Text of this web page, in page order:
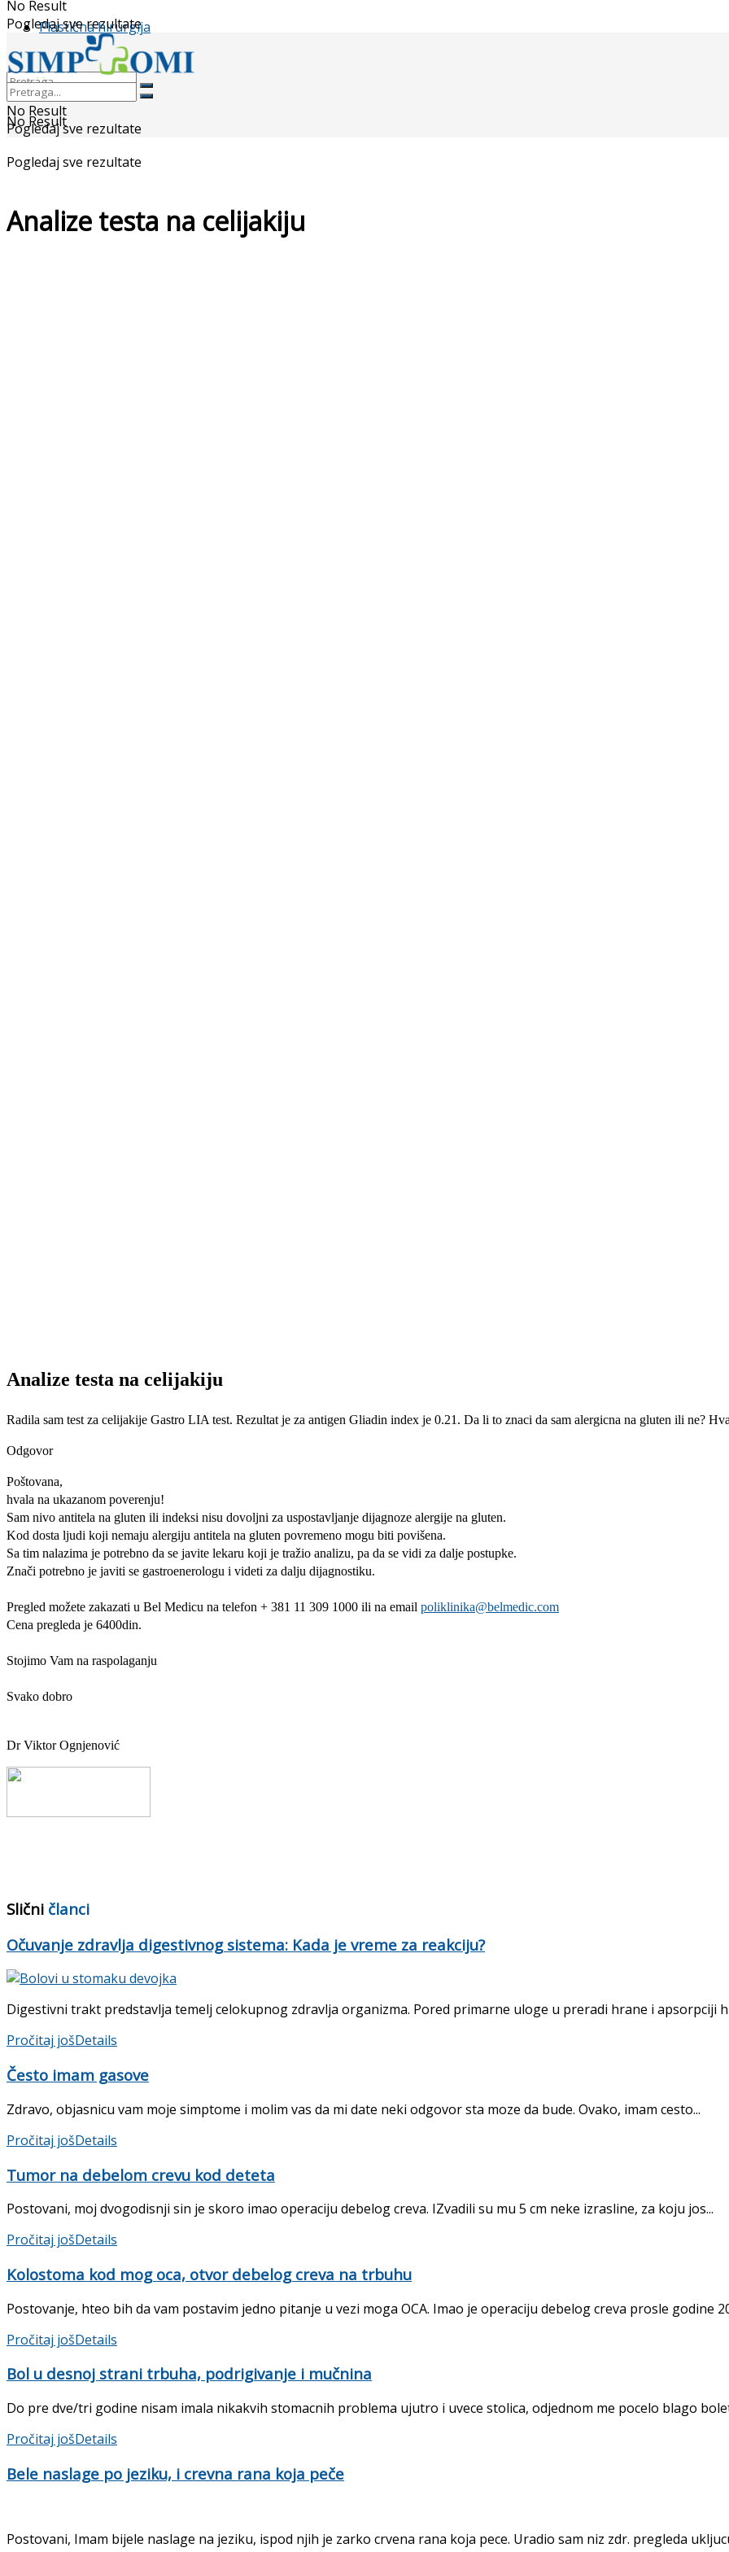
Plastična hirurgija
No Result
Pogledaj sve rezultate
No Result
Pogledaj sve rezultate
No Result
Pogledaj sve rezultate
Analize testa na celijakiju
Analize testa na celijakiju
Radila sam test za celijakije Gastro LIA test. Rezultat je za antigen Gliadin index je 0.21. Da li to znaci da sam alergicna na gluten ili ne?
Odgovor
Poštovana,
hvala na ukazanom poverenju!
Sam nivo antitela na gluten ili indeksi nisu dovoljni za uspostavljanje dijagnoze alergije na gluten.
Kod dosta ljudi koji nemaju alergiju antitela na gluten povremeno mogu biti povišena.
Sa tim nalazima je potrebno da se javite lekaru koji je tražio analizu, pa da se vidi za dalje postupke.
Znači potrebno je javiti se gastroenerologu i videti za dalju dijagnostiku.
Pregled možete zakazati u Bel Medicu na telefon + 381 11 309 1000 ili na email poliklinika@belmedic.com
Cena pregleda je 6400din.
Stojimo Vam na raspolaganju
Svako dobro
Dr Viktor Ognjenović
Slični članci
Očuvanje zdravlja digestivnog sistema: Kada je vreme za reakciju?
Digestivni trakt predstavlja temelj celokupnog zdravlja organizma. Pored primarne uloge u preradi hrane i apsorpciji
Pročitaj jošDetails
Često imam gasove
Zdravo, objasnicu vam moje simptome i molim vas da mi date neki odgovor sta moze da bude. Ovako, imam cesto...
Pročitaj jošDetails
Tumor na debelom crevu kod deteta
Postovani, moj dvogodisnji sin je skoro imao operaciju debelog creva. IZvadili su mu 5 cm neke izrasline, za koju jos...
Pročitaj jošDetails
Kolostoma kod mog oca, otvor debelog creva na trbuhu
Postovanje, hteo bih da vam postavim jedno pitanje u vezi moga OCA. Imao je operaciju debelog creva prosle godine
Pročitaj jošDetails
Bol u desnoj strani trbuha, podrigivanje i mučnina
Do pre dve/tri godine nisam imala nikakvih stomacnih problema ujutro i uvece stolica, odjednom me pocelo blago
Pročitaj jošDetails
Bele naslage po jeziku, i crevna rana koja peče
Postovani, Imam bijele naslage na jeziku, ispod njih je zarko crvena rana koja pece. Uradio sam niz zdr. pregleda